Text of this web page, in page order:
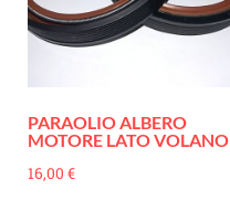
PARAOLIO ALBERO
MOTORE LATO VOLANO
16,00 €